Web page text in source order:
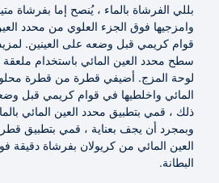
بللي الفرشاة بالماء ، يُنصح إما بفرشاة
وامزجيها فوق الجزء العلوي من محدد
قوام كريمي قبل وضعه على العينين.
سطح محدد العين المائي باستخدام ملعقة
لوحة المزج. أضيفي قطرة من قطرة
المائي واخلطيها في قوام كريمي قبل
ذلك ، قمي بتطبيق محدد العين المائي
وبمجرد أن يجف بعناية ، قمي بتطبيق
العين المائي من كريولان بفرشاة دقيقة
البطانة.